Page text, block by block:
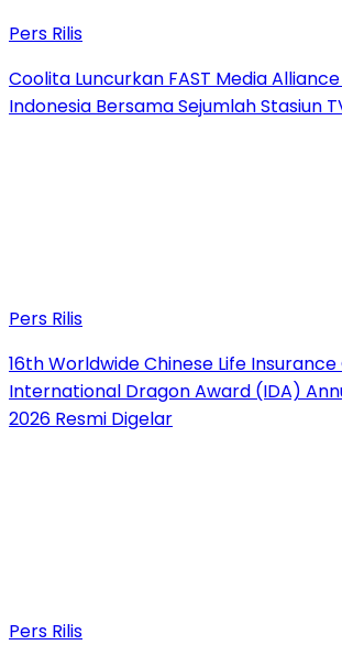
Pers Rilis
Coolita Luncurkan FAST Media
Indonesia Bersama Sejumlah Stasiun
Pers Rilis
16th Worldwide Chinese Life
International Dragon Award (IDA)
2026 Resmi Digelar
Pers Rilis